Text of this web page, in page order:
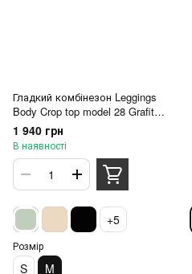
Гладкий комбінезон Leggings
Body Crop top model 28 Grafite
(темно-сірий) - М
1 940 грн
В наявності
+5
Розмір
S M